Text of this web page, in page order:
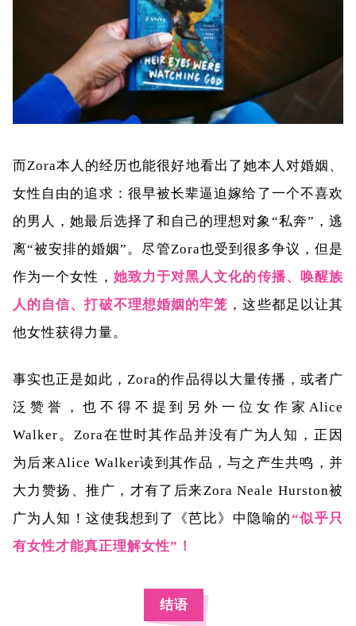
而Zora本人的经历也能很好地看出了她本人对婚姻、
女性自由的追求：很早被长辈逼迫嫁给了一个不喜欢
的男人，她最后选择了和自己的理想对象“私奔”，逃
离“被安排的婚姻”。尽管Zora也受到很多争议，但是
作为一个女性， 她致力于对黑人文化的传播、唤醒族
人的自信、打破不理想婚姻的牢笼 ，这些都足以让其
他女性获得力量。
事实也正是如此，Zora的作品得以大量传播，或者广
泛赞誉，也不得不提到另外一位女作家Alice
Walker。Zora在世时其作品并没有广为人知，正因
为后来Alice Walker读到其作品，与之产生共鸣，并
大力赞扬、推广，才有了后来Zora Neale Hurston被
广为人知！这使我想到了《芭比》中隐喻的“似乎只
有女性才能真正理解女性”！
结语